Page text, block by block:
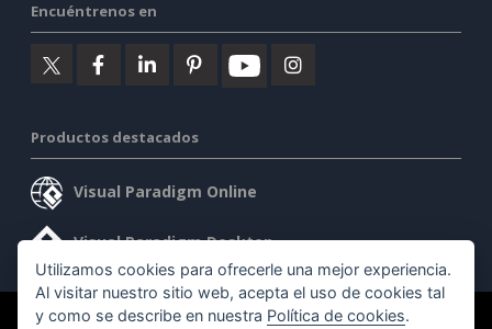
Encuéntrenos en
Productos destacados
Visual Paradigm Online
Visual Paradigm Desktop
Utilizamos cookies para ofrecerle una mejor experiencia.
Al visitar nuestro sitio web, acepta el uso de cookies tal
y como se describe en nuestra Política de cookies.